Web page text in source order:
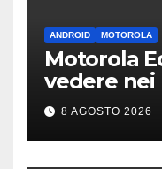
ANDROID MOTOROLA
Motorola
vedere nei
fotocamera
8 AGOSTO 2026